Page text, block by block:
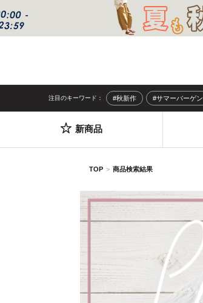
注目のキーワード： #秋新作 #サマーバーゲン
新商品
TOP 商品検索結果